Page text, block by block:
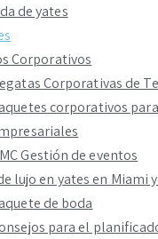
de yates
Corporativos
Corporativas de
corporativos
Gestión de eventos
lujo en yates en Miami
de boda
para el